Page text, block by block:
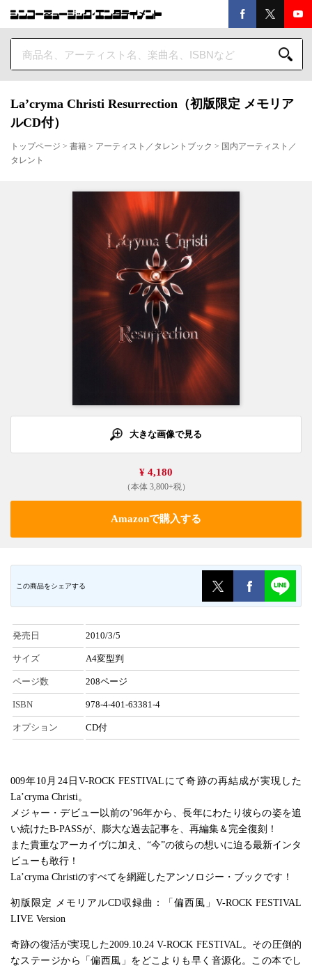
La’cryma Christi Resurrection（初版限定 メモリア
ルCD付）
トップページ > 書籍 > アーティスト／タレントブック > 国内アーティスト／
タレント
大きな画像で見る
¥ 4,180
（本体 3,800+税）
Amazonで購入する
この商品をシェアする
発売日 2010/3/5
サイズ A4変型判
ページ数 208ページ
ISBN 978-4-401-63381-4
オプション CD付
009年10月24日V-ROCK FESTIVALにて奇跡の再結成が実現した
La’cryma Christi。
メジャー・デビュー以前の’96年から、長年にわたり彼らの姿を追
い続けたB-PASSが、膨大な過去記事を、再編集＆完全復刻！
また貴重なアーカイヴに加え、“今”の彼らの想いに迫る最新インタ
ビューも敢行！
La’cryma Christiのすべてを網羅したアンソロジー・ブックです！
初版限定 メモリアルCD収録曲：「偏西風」V-ROCK FESTIVAL
LIVE Version
奇跡の復活が実現した2009.10.24 V-ROCK FESTIVAL。その圧倒的
なステージから「偏西風」をどこよりも早く音源化。この本でし